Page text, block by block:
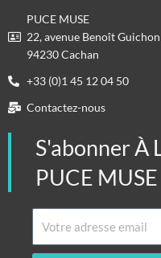
PUCE MUSE
22, avenue Benoît Guichon
94230 Cachan
+33 (0)1 45 12 04 50
Contactez-nous
S'abonner À
PUCE MUSE